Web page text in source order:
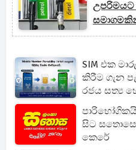
SIM එක
කිරීම ගැන
රජය සත්‍ය
සිට
කෙරේ